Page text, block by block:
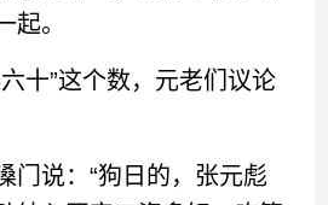
起。
”这个数，元老们议论
说：“狗日的，张元彪